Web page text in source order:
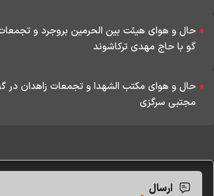
حال و هوای هیئت بین الحرمین بروجرد و
گو با حاج مهدی ترکاشوند
حال و هوای مکتب الشهدا و تجمعات زاهدان در
مجتبی سرگزی
ارسال